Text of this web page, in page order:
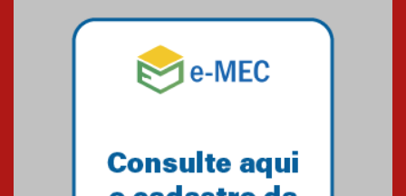
Mackenzie mobiliza campanha
solidária para apoiar famílias em
Minas Gerais
Primeiro culto do ano ressalta o